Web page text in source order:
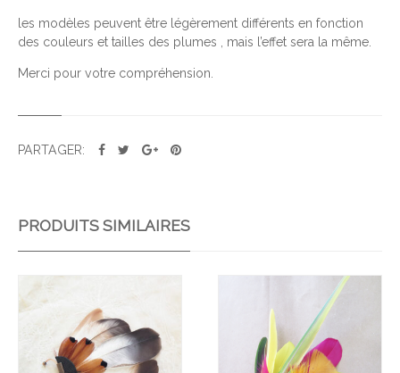
T
R
P
I
les modèles peuvent être légèrement différents en fonction
des couleurs et tailles des plumes , mais l’effet sera la même.
Merci pour votre compréhension.
PARTAGER:
PRODUITS SIMILAIRES
Ajo
wis